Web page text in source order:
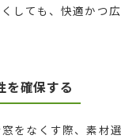
しても、快適かつ
を確保する
をなくす際、素材